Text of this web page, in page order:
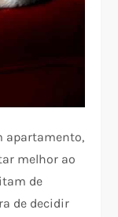
apartamento,
melhor ao
de
de decidir